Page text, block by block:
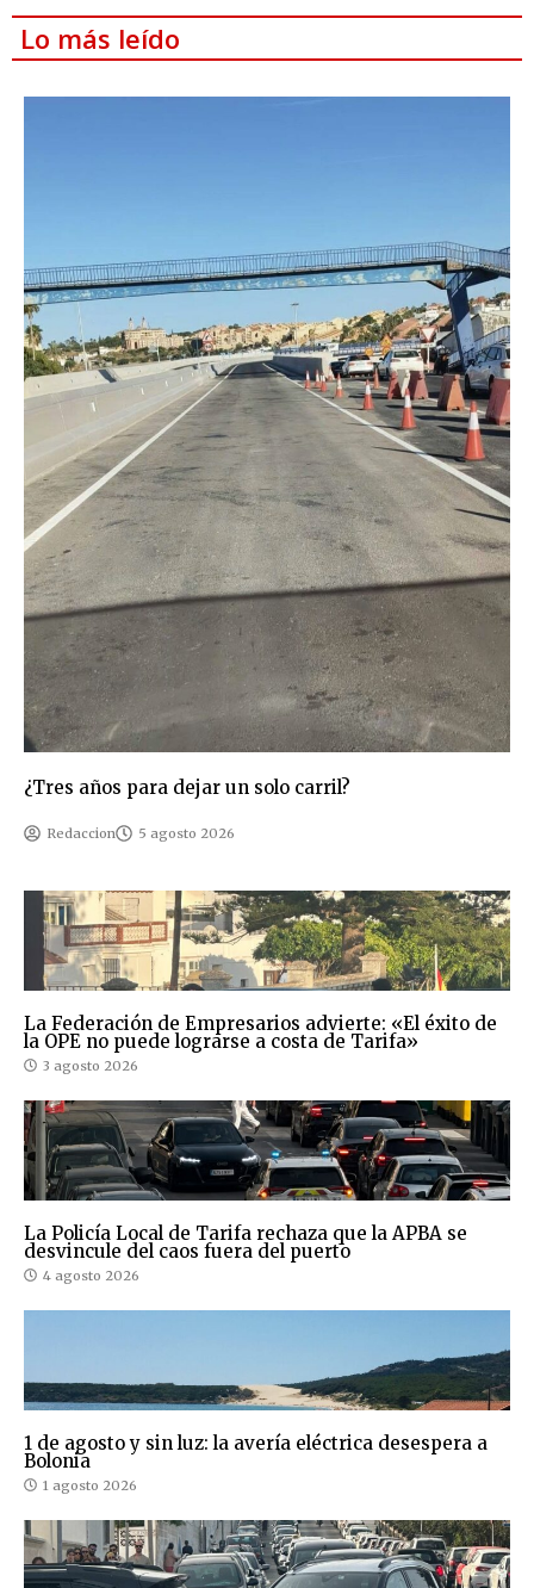
Lo más leído
¿Tres años para dejar un solo carril?
Redaccion 5 agosto 2026
La Federación de Empresarios advierte: «El éxito de
la OPE no puede lograrse a costa de Tarifa»
3 agosto 2026
La Policía Local de Tarifa rechaza que la APBA se
desvincule del caos fuera del puerto
4 agosto 2026
1 de agosto y sin luz: la avería eléctrica desespera a
Bolonia
1 agosto 2026